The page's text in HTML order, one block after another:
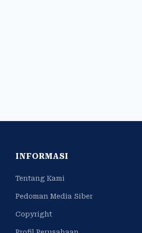
INFORMASI
Tentang Kami
Pedoman Media Siber
Copyright